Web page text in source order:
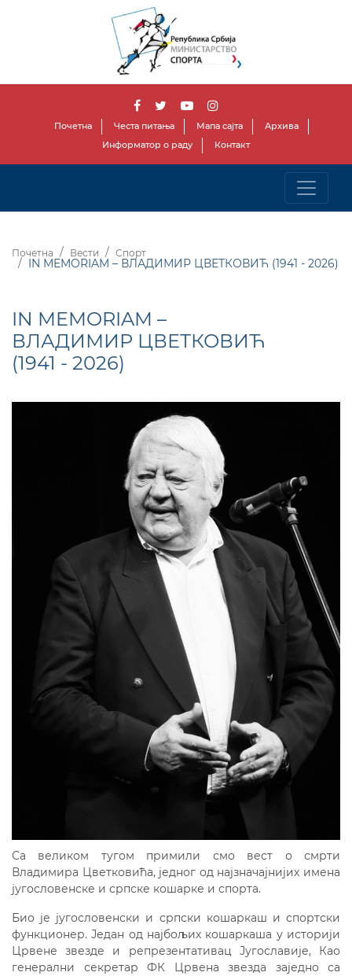
Почетна Честа питања Мапа сајта
Архива
Информатор о раду
Контакт
Почетна Вести Спорт
IN MEMORIAM – ВЛАДИМИР ЦВЕТКОВИЋ (1941 - 2026)
IN MEMORIAM –
ВЛАДИМИР ЦВЕТКОВИЋ
(1941 - 2026)
Са великом тугом примили смо вест о смрти
Владимира Цветковића, једног од најзначајнијих имена
југословенске и српске кошарке и спорта.
Био је југословенски и српски кошаркаш и спортски
функционер. Један од најбољих кошаркаша у историји
Црвене звезде и репрезентативац Југославије, Као
генерални секретар ФК Црвена звезда заједно са